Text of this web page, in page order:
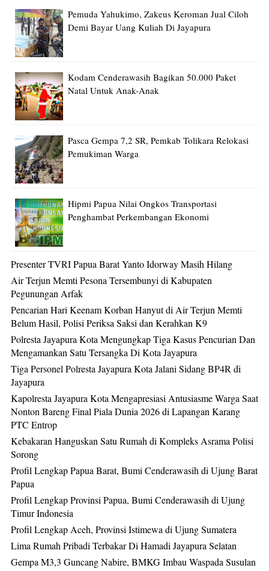
Pemuda Yahukimo, Zakeus Keroman Jual Ciloh
Demi Bayar Uang Kuliah Di Jayapura
Kodam Cenderawasih Bagikan 50.000 Paket
Natal Untuk Anak-Anak
Pasca Gempa 7,2 SR, Pemkab Tolikara Relokasi
Pemukiman Warga
Hipmi Papua Nilai Ongkos Transportasi
Penghambat Perkembangan Ekonomi
Presenter TVRI Papua Barat Yanto Idorway Masih Hilang
Air Terjun Memti Pesona Tersembunyi di Kabupaten
Pegunungan Arfak
Pencarian Hari Keenam Korban Hanyut di Air Terjun Memti
Belum Hasil, Polisi Periksa Saksi dan Kerahkan K9
Polresta Jayapura Kota Mengungkap Tiga Kasus Pencurian Dan
Mengamankan Satu Tersangka Di Kota Jayapura
Tiga Personel Polresta Jayapura Kota Jalani Sidang BP4R di
Jayapura
Kapolresta Jayapura Kota Mengapresiasi Antusiasme Warga Saat
Nonton Bareng Final Piala Dunia 2026 di Lapangan Karang
PTC Entrop
Kebakaran Hanguskan Satu Rumah di Kompleks Asrama Polisi
Sorong
Profil Lengkap Papua Barat, Bumi Cenderawasih di Ujung Barat
Papua
Profil Lengkap Provinsi Papua, Bumi Cenderawasih di Ujung
Timur Indonesia
Profil Lengkap Aceh, Provinsi Istimewa di Ujung Sumatera
Lima Rumah Pribadi Terbakar Di Hamadi Jayapura Selatan
Gempa M3,3 Guncang Nabire, BMKG Imbau Waspada Susulan